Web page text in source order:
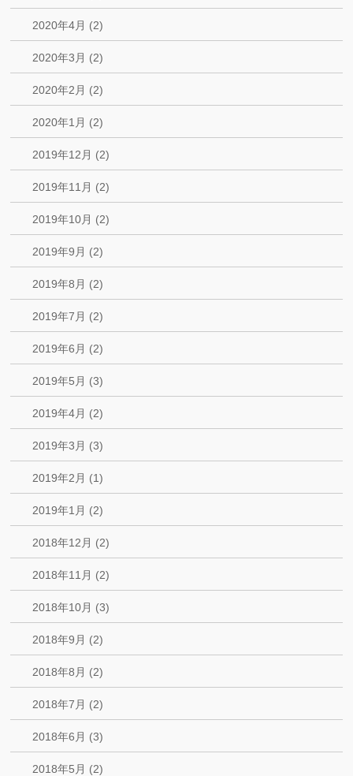
2020年4月 (2)
2020年3月 (2)
2020年2月 (2)
2020年1月 (2)
2019年12月 (2)
2019年11月 (2)
2019年10月 (2)
2019年9月 (2)
2019年8月 (2)
2019年7月 (2)
2019年6月 (2)
2019年5月 (3)
2019年4月 (2)
2019年3月 (3)
2019年2月 (1)
2019年1月 (2)
2018年12月 (2)
2018年11月 (2)
2018年10月 (3)
2018年9月 (2)
2018年8月 (2)
2018年7月 (2)
2018年6月 (3)
2018年5月 (2)